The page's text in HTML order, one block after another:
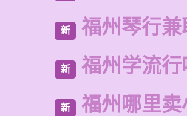
新 福州琴行
新 福州学流
新 福州哪里